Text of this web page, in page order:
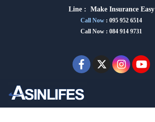
Line : Make Insurance Easy
Call Now : 095 952 6514
Call Now : 084 914 9731